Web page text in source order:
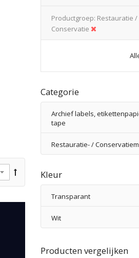
Productgroep Restauratie /
Conservatie
Categorie
Archief labels,
tape
Restauratie- /
Kleur
Transparant
Wit
Producten vergelijken